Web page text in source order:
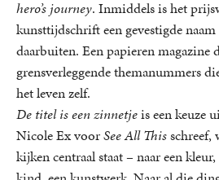
hero’s journey. Inmiddels is het
kunsttijdschrift een gevestigde
daarbuiten. Een papieren magazine
grensverleggende themanummers
het leven zelf.
De titel is een zinnetjeis een keuze
Nicole Ex voorSee All Thisschreef,
kijken centraal staat – naar een